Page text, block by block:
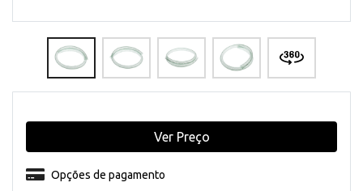
Opções de pagamento
Ver Preço